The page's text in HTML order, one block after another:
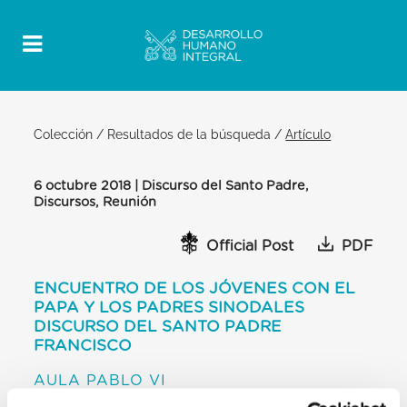
Colección / Resultados de la búsqueda /Artículo
6 octubre 2018 | Discurso del Santo Padre,
Discursos, Reunión
Official Post PDF
ENCUENTRO DE LOS JÓVENES CON EL
PAPA Y LOS PADRES SINODALES
DISCURSO DEL SANTO PADRE
FRANCISCO
AULA PABLO VI
[…] Y después, concreción también en la acogida.